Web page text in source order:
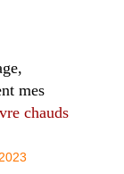
mes
chauds